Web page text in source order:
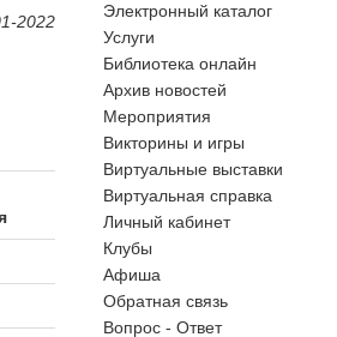
Электронный каталог
Услуги
Библиотека онлайн
Архив новостей
Мероприятия
Викторины и игры
Виртуальные выставки
Виртуальная справка
Личный кабинет
Клубы
Афиша
Обратная связь
Вопрос - Ответ
2022